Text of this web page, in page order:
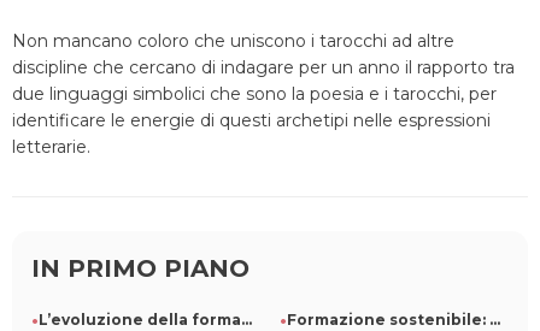
Non mancano coloro che uniscono i tarocchi ad altre
discipline che cercano di indagare per un anno il rapporto tra
due linguaggi simbolici che sono la poesia e i tarocchi, per
identificare le energie di questi archetipi nelle espressioni
letterarie.
IN PRIMO PIANO
L’evoluzione della formazione professionale e il ruolo della Formazione sostenibile: come le scuole possono ridurre i con